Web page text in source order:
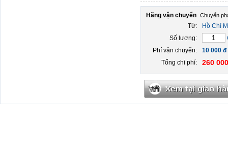
Hãng vận chuyển
Từ:
Hồ Chí
Số lượng:
Phí vận chuyển:
10 000 đ
Tổng chi phí:
260